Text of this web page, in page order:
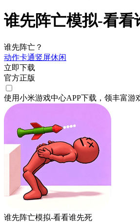
谁先阵亡模拟-看看
谁先阵亡？
动作卡通竖屏休闲
立即下载
官方正版
使用小米游戏中心APP下载 ，领丰富游
谁先阵亡模拟-看看谁先死